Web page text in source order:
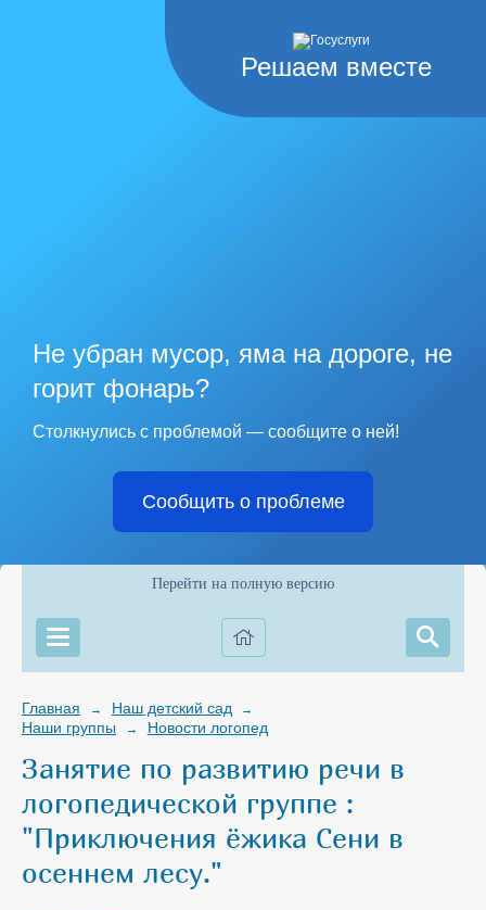
Решаем вместе
Не убран мусор, яма на дороге, не
горит фонарь?
Столкнулись с проблемой — сообщите о ней!
Сообщить о проблеме
Перейти на полную версию
Главная → Наш детский сад →
Наши группы → Новости логопед
Занятие по развитию речи в
логопедической группе :
"Приключения ёжика Сени в
осеннем лесу."